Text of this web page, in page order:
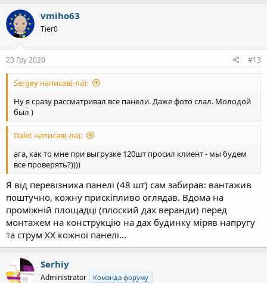
vmiho63
Tier0
23 Гру 2020 #13
Sergey написав(-ла):
Ну я сразу рассматривал все панели. Даже фото слал. Молодой
был )
Dalet написав(-ла):
ага, как то мне при выгрузке 120шт просил клиент - мы будем
все проверять?))))
Я від перевізника панелі (48 шт) сам забирав: вантажив
поштучно, кожну прискіпливо оглядав. Вдома на
проміжній площадці (плоский дах веранди) перед
монтажем на конструкцію на дах будинку міряв напругу
та струм ХХ кожної панелі...
Serhiy
Administrator Команда форуму